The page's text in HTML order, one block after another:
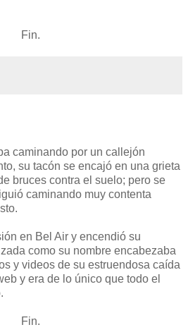
Fin.
caminando por un callejón
su tacón se encajó en una grieta
bruces contra el suelo; pero se
caminando muy contenta
en Bel Air y encendió su
como su nombre encabezaba
y videos de su estruendosa caída
y era de lo único que todo el
Fin.